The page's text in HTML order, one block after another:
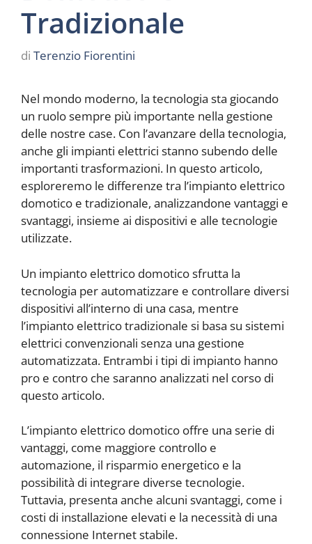
Tradizionale
di Terenzio Fiorentini
Nel mondo moderno, la tecnologia sta giocando
un ruolo sempre più importante nella gestione
delle nostre case. Con l’avanzare della tecnologia,
anche gli impianti elettrici stanno subendo delle
importanti trasformazioni. In questo articolo,
esploreremo le differenze tra l’impianto elettrico
domotico e tradizionale, analizzandone vantaggi e
svantaggi, insieme ai dispositivi e alle tecnologie
utilizzate.
Un impianto elettrico domotico sfrutta la
tecnologia per automatizzare e controllare diversi
dispositivi all’interno di una casa, mentre
l’impianto elettrico tradizionale si basa su sistemi
elettrici convenzionali senza una gestione
automatizzata. Entrambi i tipi di impianto hanno
pro e contro che saranno analizzati nel corso di
questo articolo.
L’impianto elettrico domotico offre una serie di
vantaggi, come maggiore controllo e
automazione, il risparmio energetico e la
possibilità di integrare diverse tecnologie.
Tuttavia, presenta anche alcuni svantaggi, come i
costi di installazione elevati e la necessità di una
connessione Internet stabile.